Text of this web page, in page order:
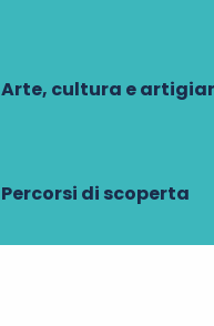
Arte, cultura e
Percorsi di scoperta